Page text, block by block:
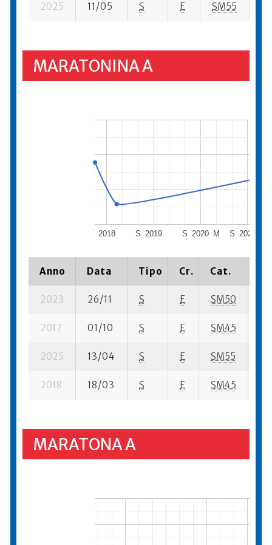
2025 11/05 S E SM55
MARATONINA A
2018 2019 2020 2021
S S M S
Anno Data Tipo Cr. Cat.
2023 26/11 S E SM50
2017 01/10 S E SM45
2025 13/04 S E SM55
2018 18/03 S E SM45
MARATONA A